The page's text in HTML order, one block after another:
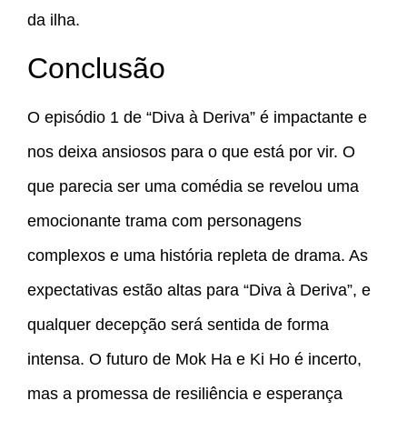
da ilha.
Conclusão
O episódio 1 de “Diva à Deriva” é impactante e
nos deixa ansiosos para o que está por vir. O
que parecia ser uma comédia se revelou uma
emocionante trama com personagens
complexos e uma história repleta de drama. As
expectativas estão altas para “Diva à Deriva”, e
qualquer decepção será sentida de forma
intensa. O futuro de Mok Ha e Ki Ho é incerto,
mas a promessa de resiliência e esperança